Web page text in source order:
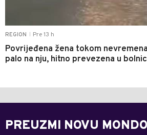
REGION Pre 13 h
Povrijeđena žena tokom
palo na nju, hitno prevezena u
PREUZMI NOVU